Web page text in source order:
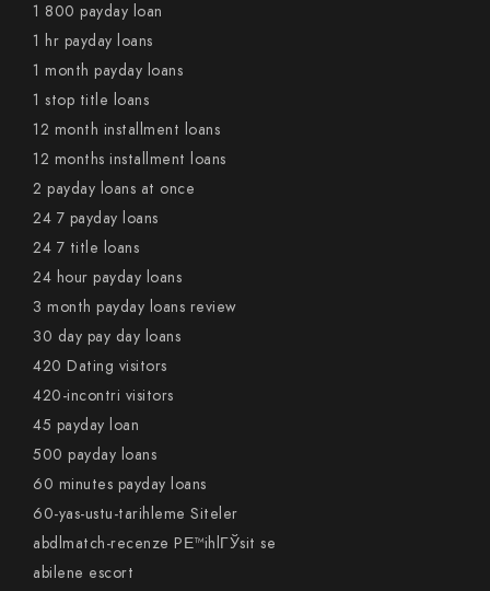
1 800 payday loan
1 hr payday loans
1 month payday loans
1 stop title loans
12 month installment loans
12 months installment loans
2 payday loans at once
24 7 payday loans
24 7 title loans
24 hour payday loans
3 month payday loans review
30 day pay day loans
420 Dating visitors
420-incontri visitors
45 payday loan
500 payday loans
60 minutes payday loans
60-yas-ustu-tarihleme Siteler
abdlmatch-recenze PЕ™ihlГЎsit se
abilene escort